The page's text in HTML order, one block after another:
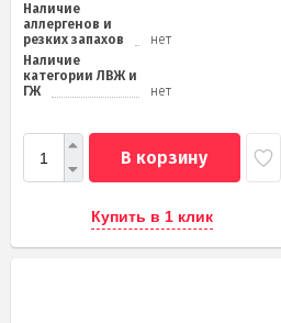
Наличие
аллергенов и
резких запахов
нет
Наличие
категории ЛВЖ и
ГЖ
нет
В корзину
Купить в 1 клик